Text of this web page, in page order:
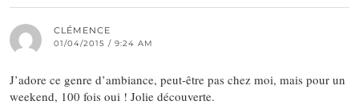
CLÉMENCE
01/04/2015 / 9:24 AM
J’adore ce genre d’ambiance, peut-être pas chez moi, mais pour un
weekend, 100 fois oui ! Jolie découverte.